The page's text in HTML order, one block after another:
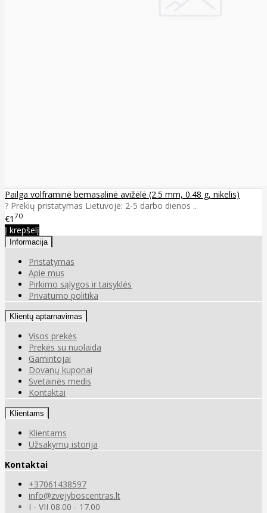
Pailga volframinė bemasalinė avižėlė (2.5 mm, 0.48 g, nikelis)
? Prekių pristatymas Lietuvoje: 2-5 darbo dienos ..
€1 70
Į krepšelį
Informacija
Pristatymas
Apie mus
Pirkimo sąlygos ir taisyklės
Privatumo politika
Klientų aptarnavimas
Visos prekės
Prekės su nuolaida
Gamintojai
Dovanų kuponai
Svetainės medis
Kontaktai
Klientams
Klientams
Užsakymų istorija
Kontaktai
+37061438597
info@zvejyboscentras.lt
I - VII 08.00 - 17.00